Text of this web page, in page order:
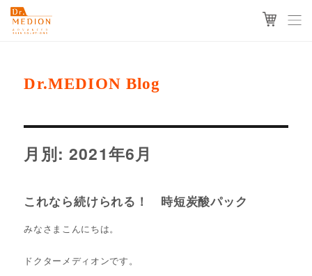
Dr.MEDION Blog
月別: 2021年6月
これなら続けられる！ 時短炭酸パック
みなさまこんにちは。
ドクターメディオンです。